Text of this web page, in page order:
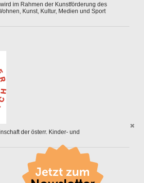
im Rahmen der Kunstförderung des
Kunst, Kultur, Medien und Sport
der österr. Kinder- und